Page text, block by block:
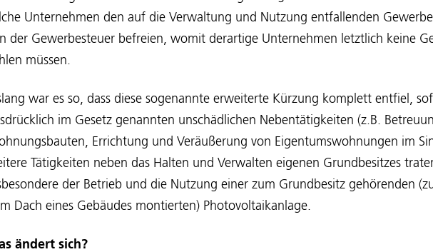
Unternehmen den auf die Verwaltung und Nutzung entfallenden
der Gewerbesteuer befreien, womit derartige Unternehmen letztlich keine
müssen.
war es so, dass diese sogenannte erweiterte Kürzung komplett entfiel,
im Gesetz genannten unschädlichen Nebentätigkeiten (z.B.
Errichtung und Veräußerung von Eigentumswohnungen im
Tätigkeiten neben das Halten und Verwalten eigenen Grundbesitzes
der Betrieb und die Nutzung einer zum Grundbesitz gehörenden
Dach eines Gebäudes montierten) Photovoltaikanlage.
ändert sich?